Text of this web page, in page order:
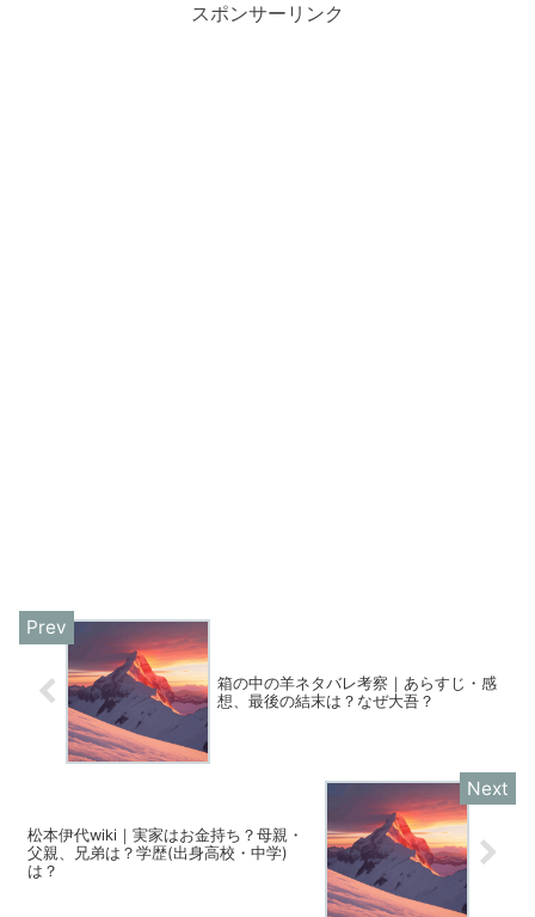
スポンサーリンク
箱の中の羊ネタバレ考察｜あらすじ・感
想、最後の結末は？なぜ大吾？
松本伊代wiki｜実家はお金持ち？母親・
父親、兄弟は？学歴(出身高校・中学)
は？